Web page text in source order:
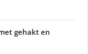
gehakt en